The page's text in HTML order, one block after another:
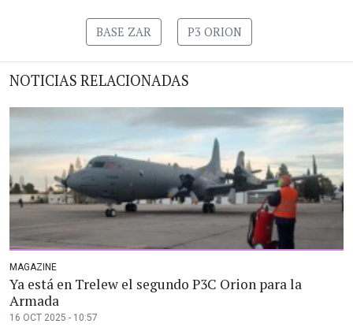
BASE ZAR P3 ORION
NOTICIAS RELACIONADAS
MAGAZINE
Ya está en Trelew el segundo P3C Orion para la
Armada
16 OCT 2025 - 10:57